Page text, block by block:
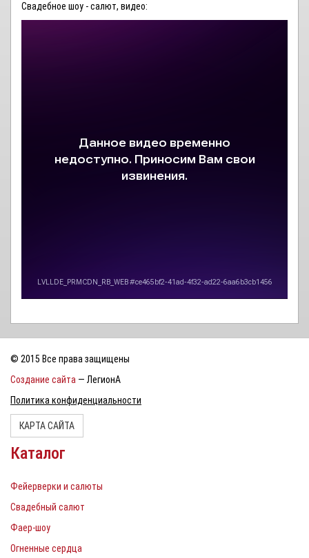
Свадебное шоу - салют, видео:
© 2015 Все права защищены
Создание сайта — ЛегионА
Политика конфиденциальности
КАРТА САЙТА
Каталог
Фейерверки и салюты
Свадебный салют
Фаер-шоу
Огненные сердца